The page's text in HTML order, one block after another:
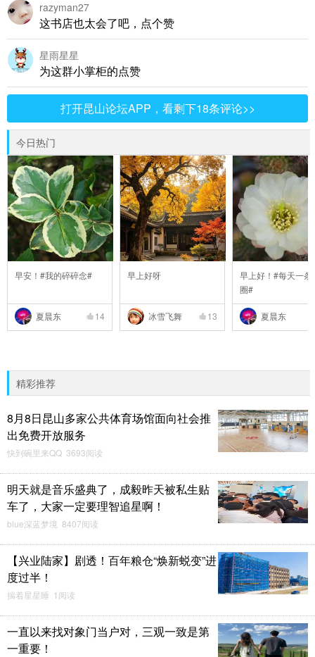
razyman27
这书店也太会了吧，点个赞
星雨星星
为这群小掌柜的点赞
打开昆山论坛APP，看剩下18条评论>>
今日热门
早安！#我的碎碎念#
夏晨东 14
早上好呀
冰雪飞舞 13
早上好！#每天一条
圈#
夏晨东
精彩推荐
8月8日昆山多家公共体育场馆面向社会推
出免费开放服务
快到碗里来QQ 3693阅读
明天就是音乐盛典了，成毅昨天被私生贴
车了，大家一定要理智追星啊！
blue深蓝梦境 8407阅读
【兴业陆家】剧透！百年粮仓“焕新蜕变”进
度过半！
揣着星星睡 1阅读
一直以来找对象门当户对，三观一致是第
一重要！